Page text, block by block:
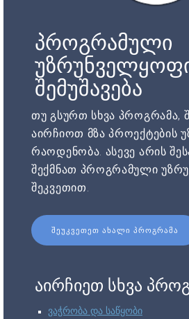
პროგრამული
შემუშავება
თუ გსურთ სხვა პროგრამა,
აირჩიოთ მზა პროექტების
რაოდენობა. ასევე არის
შექმნათ პროგრამული
შეკვეთით.
ᲨᲔᲣᲙᲕᲔᲗᲔᲗ ᲐᲮᲐᲚᲘ ᲞᲠᲝᲒᲠᲐᲛᲐ
აირჩიეთ სხვა
ვაჭრობა და საწყობი